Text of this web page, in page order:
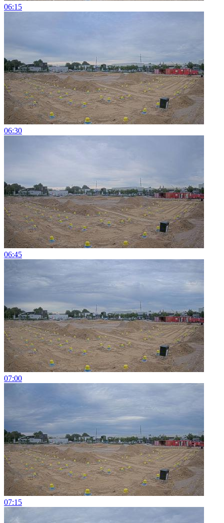
06:15
06:30
06:45
07:00
07:15